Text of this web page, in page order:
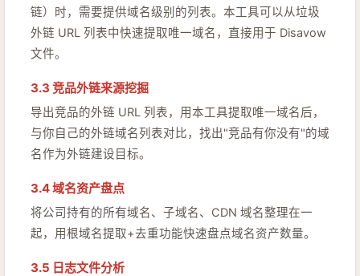
链）时，需要提供域名级别的列表。本工具可以从垃圾
外链 URL 列表中快速提取唯一域名，直接用于 Disavow
文件。
3.3 竞品外链来源挖掘
导出竞品的外链 URL 列表，用本工具提取唯一域名后，
与你自己的外链域名列表对比，找出"竞品有你没有"的域
名作为外链建设目标。
3.4 域名资产盘点
将公司持有的所有域名、子域名、CDN 域名整理在一
起，用根域名提取+去重功能快速盘点域名资产数量。
3.5 日志文件分析